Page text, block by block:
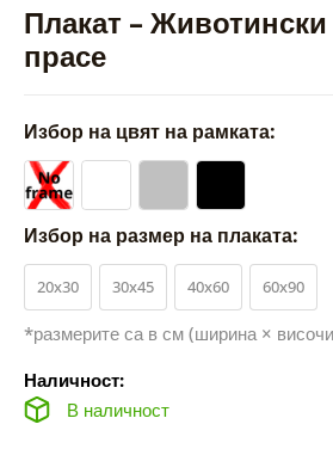
Плакат – Животински
прасе
Избор на цвят на рамката:
Избор на размер на плаката:
20x30 30x45 40x60 60x90
*размерите са в см (ширина ×
Наличност:
В наличност